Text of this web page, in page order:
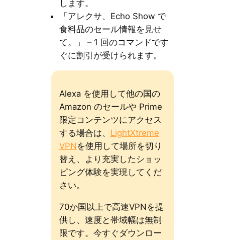
します。
「アレクサ、Echo Show で
食料品のセール情報を見せ
て。」 – 1 回のコマンドです
ぐに割引が受けられます。
Alexa を使用して他の国の
Amazon のセールや Prime
限定コンテンツにアクセス
する場合は、 LightXtreme
VPNを使用して場所を切り
替え、より充実したショッ
ピング体験を実現してくだ
さい。
70か国以上で高速VPNを提
供し、速度と帯域幅は無制
限です。今すぐダウンロー